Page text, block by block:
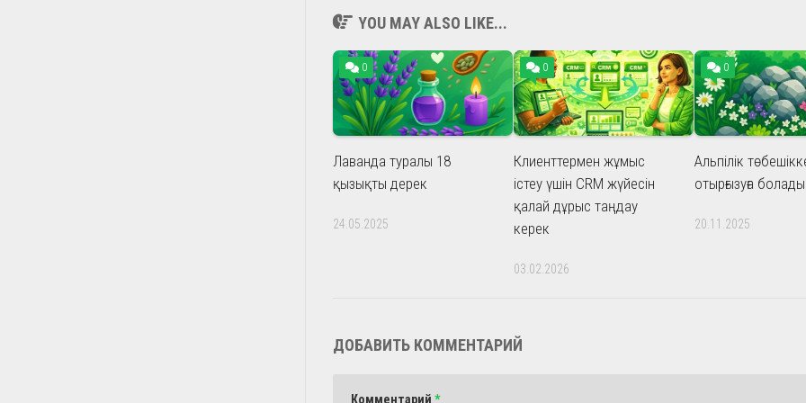
YOU MAY ALSO LIKE...
0
Лаванда туралы 18
қызықты дерек
24.05.2025
0
Клиенттермен жұмыс
істеу үшін CRM жүйесін
қалай дұрыс таңдау
керек
03.02.2026
0
Альпілік
отырғызуға болады
20.11.2025
ДОБАВИТЬ КОММЕНТАРИЙ
Комментарий *